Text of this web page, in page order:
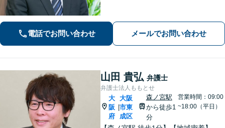
ます。法律問題だけではないトータル
サポートを目指します【セカンドオピ
電話でお問い合わせ メールでお問い合わせ
山田 貴弘 弁護士
弁護士法人ももとせ
大
阪
府
大阪
市東
成区
森ノ宮駅
から徒歩1
分
営業時間：09:00
~18:00（平日）